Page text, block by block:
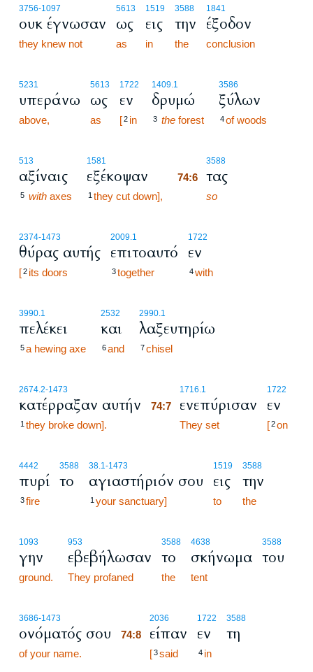
3756-1097
ουκ έγνωσαν
they knew not
5613
ως
as
1519
εις
in
3588
την
the
1841
έξοδον
conclusion
5231
υπεράνω
above,
5613
ως
as
1722
εν
[2 in
1409.1
δρυμώ
3 the forest
3586
ξύλων
4of woods
513
αξίναις
5 with axes
1581
εξέκοψαν
1 they cut down],
3588
74:6 τας
so
2374-1473
θύρας αυτής
[2 its doors
2009.1
επιτοαυτό
3together
1722
εν
4with
3990.1
πελέκει
5a hewing axe
2532
και
6and
2990.1
λαξευτηρίω
7chisel
2674.2-1473
κατέρραξαν αυτήν
1 they broke down].
1716.1
74:7 ενεπύρισαν
They set
1722
εν
[2on
4442
πυρί
3fire
3588
το
38.1-1473
αγιαστήριόν σου
1 your sanctuary]
1519
εις
to
3588
την
the
1093
γην
ground.
953
εβεβήλωσαν
They profaned
3588
το
the
4638
σκήνωμα
tent
3588
του
3686-1473
ονόματός σου
of your name.
2036
74:8 είπαν
[3said
1722
εν
4 in
3588
τη